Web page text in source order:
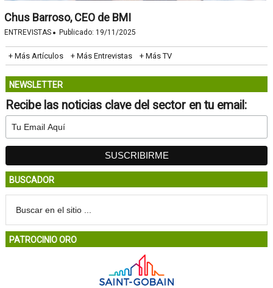
Chus Barroso, CEO de BMI
ENTREVISTAS · Publicado: 19/11/2025
+ Más Artículos + Más Entrevistas + Más TV
NEWSLETTER
Recibe las noticias clave del sector en tu email:
BUSCADOR
PATROCINIO ORO